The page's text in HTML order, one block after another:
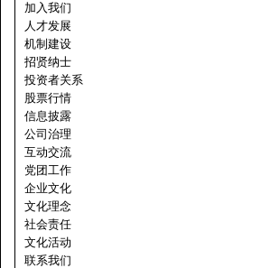
加入我们
人才发展
机制建设
招贤纳士
投资者关系
股票行情
信息披露
公司治理
互动交流
党团工作
企业文化
文化理念
社会责任
文化活动
联系我们